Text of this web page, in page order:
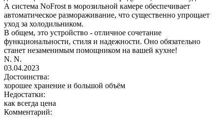
А система NoFrost в морозильной камере обеспечивает
автоматическое размораживание, что существенно упрощает
уход за холодильником.
В общем, это устройство - отличное сочетание
функциональности, стиля и надежности. Оно обязательно
станет незаменимым помощником на вашей кухне!
N. N.
03.04.2023
Достоинства:
хорошее хранение и большой объём
Недостатки:
как всегда цена
Комментарий: